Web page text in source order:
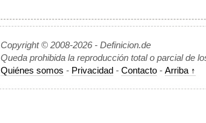
Copyright © 2008-2026 - Definicion.de
Queda prohibida la reproducción total o parcial de
Quiénes somos - Privacidad - Contacto - Arriba ↑